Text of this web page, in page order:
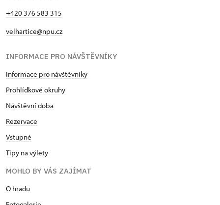
+420 376 583 315
velhartice@npu.cz
INFORMACE PRO NÁVŠTĚVNÍKY
Informace pro návštěvníky
Prohlídkové okruhy
Návštěvní doba
Rezervace
Vstupné
Tipy na výlety
MOHLO BY VÁS ZAJÍMAT
O hradu